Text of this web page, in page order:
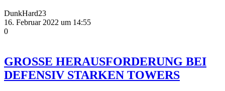
DunkHard23
16. Februar 2022 um 14:55
0
GROSSE HERAUSFORDERUNG BEI
DEFENSIV STARKEN TOWERS